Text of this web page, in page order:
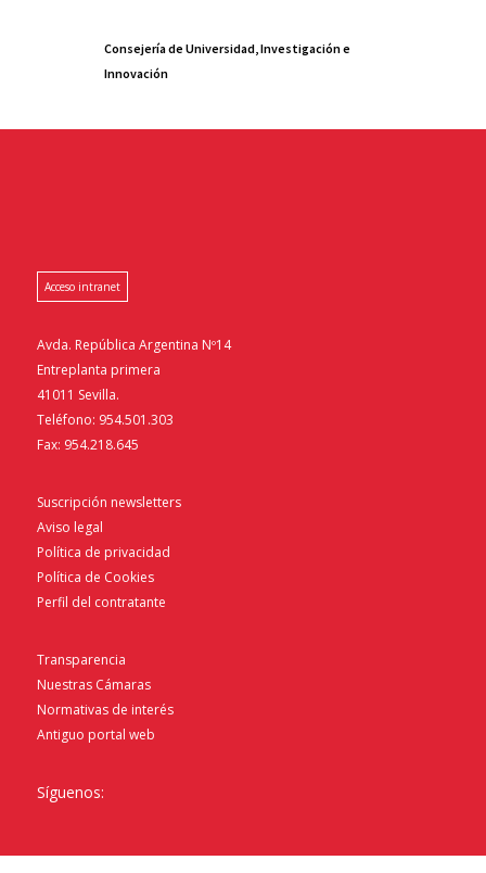
Consejería de Universidad, Investigación e
Innovación
Acceso intranet
Avda. República Argentina Nº14
Entreplanta primera
41011 Sevilla.
Teléfono: 954.501.303
Fax: 954.218.645
Suscripción newsletters
Aviso legal
Política de privacidad
Política de Cookies
Perfil del contratante
Transparencia
Nuestras Cámaras
Normativas de interés
Antiguo portal web
Síguenos: